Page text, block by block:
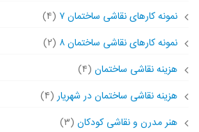
نمونه کارهای نقاشی ساختمان ۷
(۴)
نمونه کارهای نقاشی ساختمان ۸
(۲)
هزینه نقاشی ساختمان (۴)
هزینه نقاشی ساختمان در شهریار(۴)
هنر مدرن و نقاشی کودکان (۳)